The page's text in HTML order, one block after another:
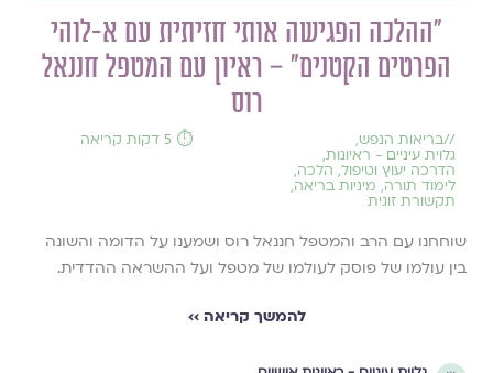
״ההלכה הפגישה אותי חזיתית עם א-לוהי
הפרטים הקטנים״ – ראיון עם המטפל חננאל
רוס
//בריאות הנפש,
גלוית עיניים - ראיונות,
הדרכה יעוץ וטיפול, הלכה,
לימוד תורה, מיניות בריאה,
תקשורת זוגית
⏱️ 5 דקות קריאה
שוחחנו עם הרב והמטפל חננאל רוס ושמענו על הדומה והשונה
בין עולמו של פוסק לעולמו של מטפל ועל ההשראה ההדדית.
להמשך קריאה ››